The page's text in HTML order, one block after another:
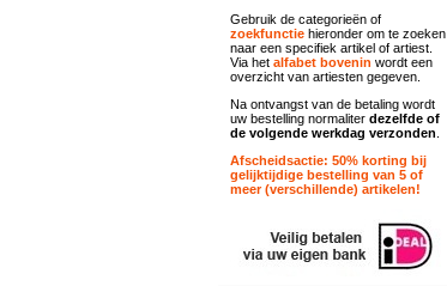
Gebruik de categorieën of
zoekfunctie hieronder om te zoeken
naar een specifiek artikel of artiest.
Via het alfabet bovenin wordt een
overzicht van artiesten gegeven.
Na ontvangst van de betaling wordt
uw bestelling normaliter dezelfde of
de volgende werkdag verzonden
Afscheidsactie: 50% korting bij
gelijktijdige bestelling van 5 of
meer (verschillende) artikelen!